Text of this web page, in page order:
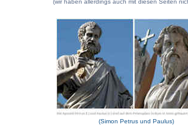
(wir haben allerdings auch mit diesen Seiten
(Simon Petrus und Paulus)